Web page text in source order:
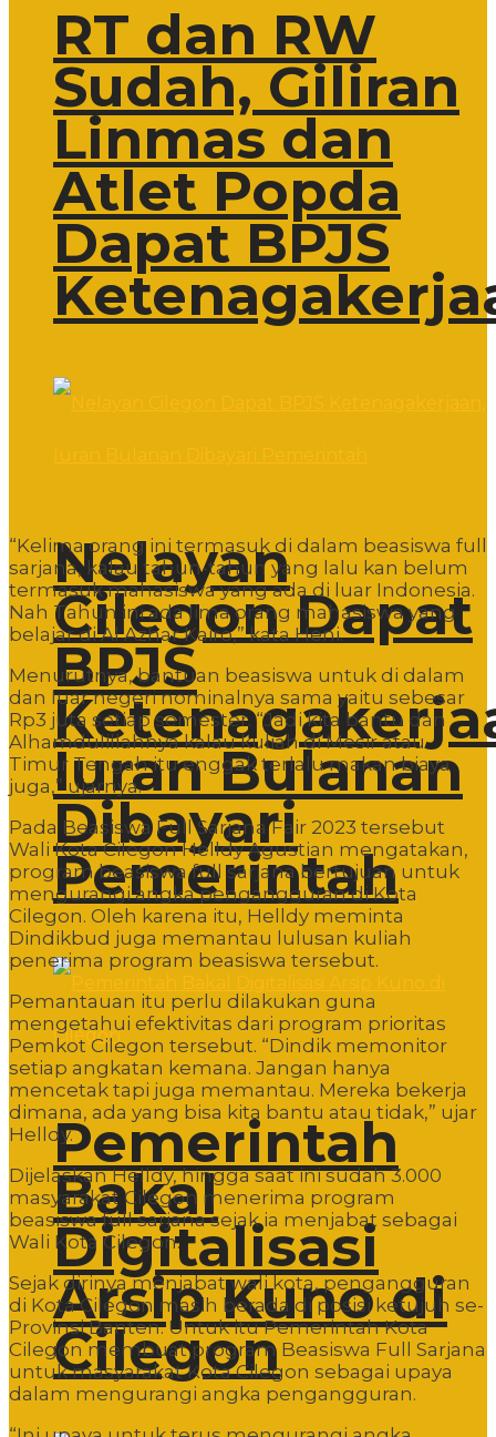
RT dan RW
Sudah, Giliran
Linmas dan
Atlet Popda
Dapat BPJS
Nelayan
Cilegon Dapat
BPJS
Iuran Bulanan
Dibayari
Pemerintah
Pemerintah
Bakal
Digitalisasi
Arsip Kuno di
Cilegon
“Kelima orang ini termasuk di dalam beasiswa full
sarjana, kalau tahun-tahun yang lalu kan belum
termasuk mahasiswa yang ada di luar Indonesia.
Nah Tahun ini ada lima orang mahasiswa yang
belajar di Al Azhar Kairo,” kata Heni.
Menurutnya, bantuan beasiswa untuk di dalam
dan luar negeri nominalnya sama yaitu sebesar
Rp3 juta setiap semester. “Jadi kita bantu dan
Alhamdulillahnya kalau kuliah di Mesir atau
Timur Tengah itu enggak terlalu makan biaya
juga,” ujarnya.
Pada Beasiswa Full Sarjana Fair 2023 tersebut
Wali Kota Cilegon Helldy Agustian mengatakan,
program beasiswa full sarjana bertujuan untuk
mengurangi angka pengangguran di Kota
Cilegon. Oleh karena itu, Helldy meminta
Dindikbud juga memantau lulusan kuliah
penerima program beasiswa tersebut.
Pemantauan itu perlu dilakukan guna
mengetahui efektivitas dari program prioritas
Pemkot Cilegon tersebut. “Dindik memonitor
setiap angkatan kemana. Jangan hanya
mencetak tapi juga memantau. Mereka bekerja
dimana, ada yang bisa kita bantu atau tidak,” ujar
Helldy.
Dijelaskan Helldy, hingga saat ini sudah 3.000
masyarakat Cilegon menerima program
beasiswa full sarjana sejak ia menjabat sebagai
Wali Kota Cilegon.
Sejak dirinya menjabat wali kota, pengangguran
di Kota Cilegon masih berada di posisi ketujuh se-
Provinsi Banten. Untuk itu Pemerintah Kota
Cilegon membuat program Beasiswa Full Sarjana
untuk masyarakat Kota Cilegon sebagai upaya
dalam mengurangi angka pengangguran.